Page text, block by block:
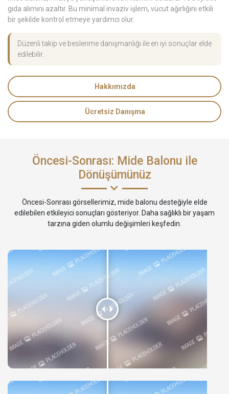
gıda alımını azaltır. Bu minimal invaziv işlem, vücut ağırlığını etkili
bir şekilde kontrol etmeye yardımcı olur.
Düzenli takip ve beslenme danışmanlığı ile en iyi sonuçlar elde
edilebilir.
Hakkımızda
Ücretsiz Danışma
Öncesi-Sonrası: Mide Balonu ile
Dönüşümünüz
Öncesi-Sonrası görsellerimiz, mide balonu desteğiyle elde
edilebilen etkileyici sonuçları gösteriyor. Daha sağlıklı bir yaşam
tarzına giden olumlu değişimleri keşfedin.